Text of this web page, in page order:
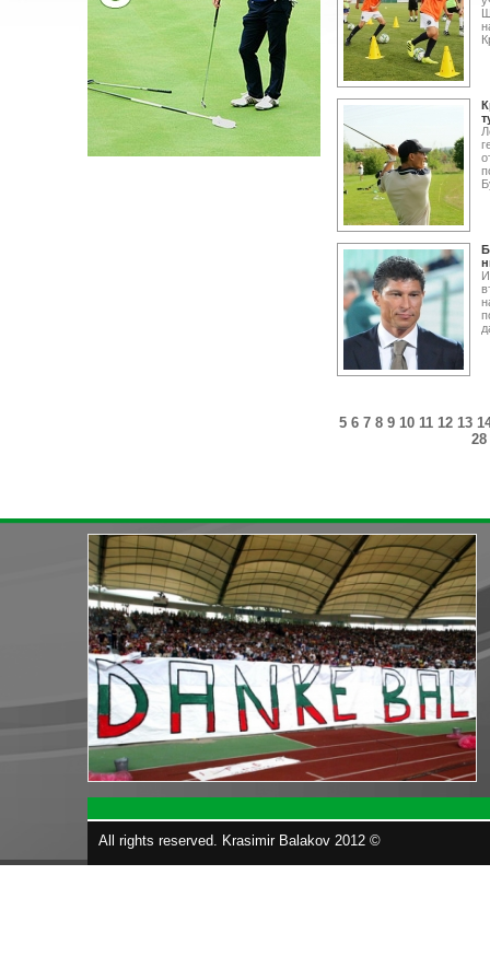
5 6 7 8 9 10 11 12 13
28
All rights reserved. Krasimir Balakov 2012 ©